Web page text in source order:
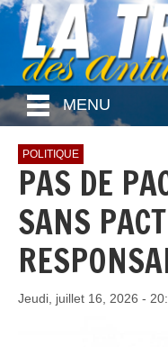
MENU
POLITIQUE
PAS DE
SANS
Jeudi, juillet 16, 2026 -